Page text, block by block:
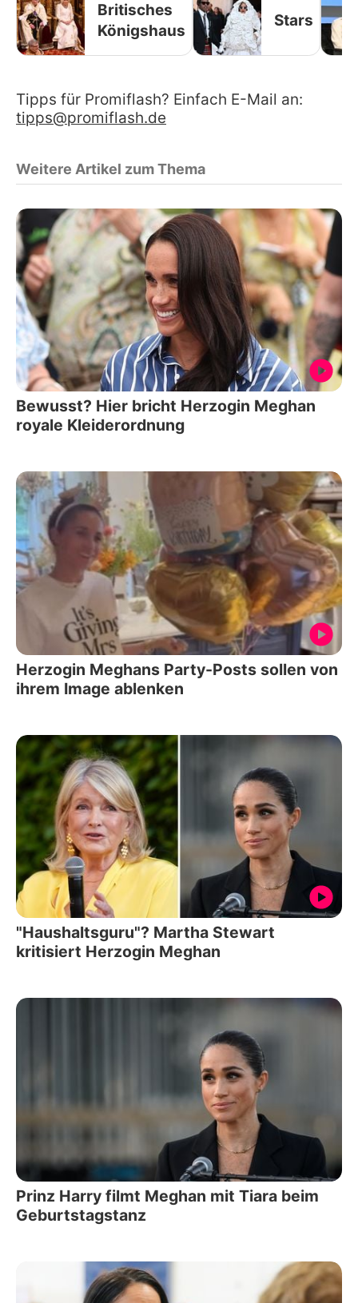
Britisches
Königshaus
Stars
Tipps für Promiflash? Einfach E-Mail an:
tipps@promiflash.de
Weitere Artikel zum Thema
Bewusst? Hier bricht Herzogin Meghan
royale Kleiderordnung
Herzogin Meghans Party-Posts sollen von
ihrem Image ablenken
"Haushaltsguru"? Martha Stewart
kritisiert Herzogin Meghan
Prinz Harry filmt Meghan mit Tiara beim
Geburtstagstanz